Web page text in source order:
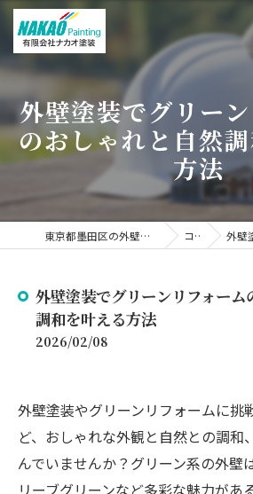
外壁塗装でグリー
のおしゃれと自然
方法
東京都墨田区の外壁塗装なら有限会社ナカオ塗装 コラム 外壁塗装で
外壁塗装でグリーンリフォーム
調和を叶える方法
2026/02/08
外壁塗装やグリーンリフォームに挑
ど、おしゃれな外観と自然との調和
んでいませんか？グリーン系の外壁
リーブグリーンなど多彩な魅力があ